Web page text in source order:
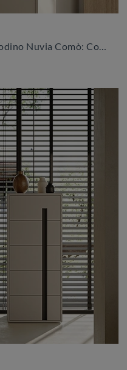
Clicca e scopri di più sul comodino Nuvia Comò: Comodini e cassettiere di Colombini Casa sono ideali per spazi moderni.